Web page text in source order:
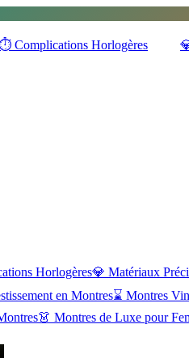
Complications Horlogères
Horlogères💎 Matériaux
en Montres⌛ Montres
👗 Montres de Luxe pour